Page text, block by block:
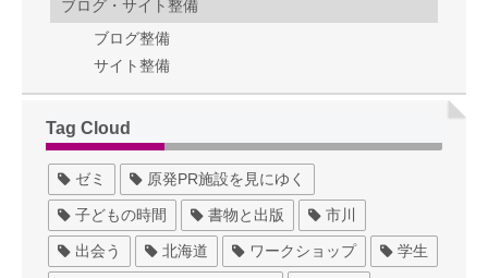
ブログ・サイト整備
ブログ整備
サイト整備
Tag Cloud
ゼミ 原発PR施設を見にゆく
子どもの時間 書物と出版 市川
出会う 北海道 ワークショップ 学生